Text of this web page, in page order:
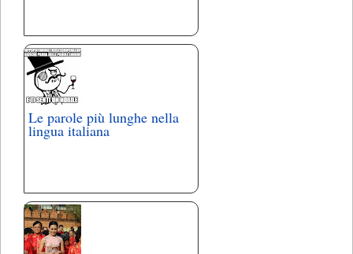
Le parole più lunghe nella
lingua italiana